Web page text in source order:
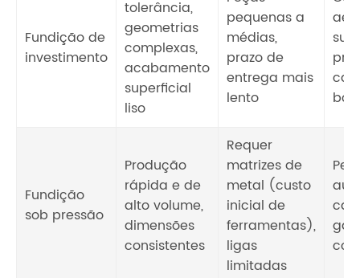
Fundição de
investimento
tolerância,
geometrias
complexas,
acabamento
superficial
liso
pequenas a
médias,
prazo de
entrega mais
lento
Fundição
sob pressão
Produção
rápida e de
alto volume,
dimensões
consistentes
Requer
matrizes de
metal (custo
inicial de
ferramentas),
ligas
limitadas